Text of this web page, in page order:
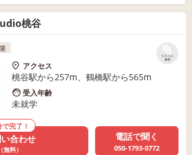
桃谷
リストに
保存
アクセス
桃谷駅から257m、鶴橋駅から565m
受入年齢
未就学
で完了！
合わせ
（無料）
電話で聞く
050-1793-0772